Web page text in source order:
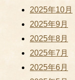
2025年10月
2025年9月
2025年8月
2025年7月
2025年6月